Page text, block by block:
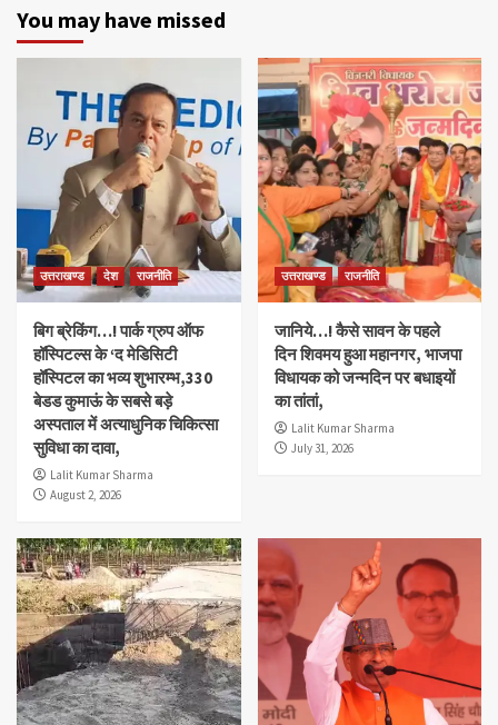
You may have missed
उत्तराखण्ड देश राजनीति
बिग ब्रेकिंग…! पार्क ग्रुप ऑफ
हॉस्पिटल्स के ‘द मेडिसिटी
हॉस्पिटल का भव्य शुभारम्भ,330
बेडड कुमाऊं के सबसे बड़े
अस्पताल में अत्याधुनिक चिकित्सा
सुविधा का दावा,
Lalit Kumar Sharma
August 2, 2026
उत्तराखण्ड राजनीति
जानिये…! कैसे सावन के पहले
दिन शिवमय हुआ महानगर, भाजपा
विधायक को जन्मदिन पर बधाइयों
का तांतां,
Lalit Kumar Sharma
July 31, 2026